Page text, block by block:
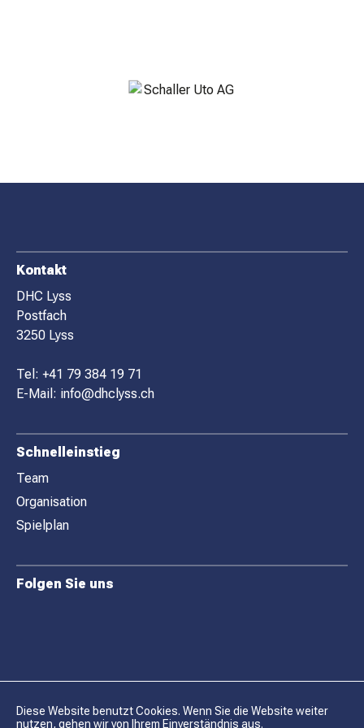
F
O
O
T
E
R
Kontakt
DHC Lyss
Postfach
3250 Lyss
Tel: +41 79 384 19 71
E-Mail: info@dhclyss.ch
Schnelleinstieg
Team
Organisation
Spielplan
Folgen Sie uns
Diese Website benutzt Cookies. Wenn Sie die Website weiter
nutzen, gehen wir von Ihrem Einverständnis aus.